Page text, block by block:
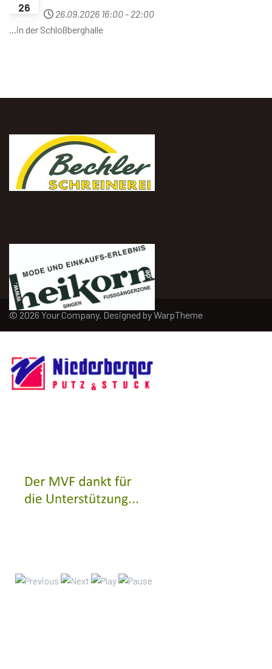
26
26.09.2026 16:00 - 22:00
...in der Schloßberghalle
© 2026 Your Company. Designed byWarpTheme